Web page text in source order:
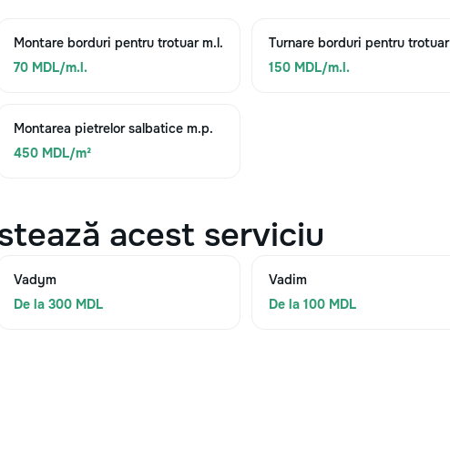
Montare borduri pentru trotuar m.l.
70 MDL/m.l.
Turnare borduri pentru
150 MDL/m.l.
Montarea pietrelor salbatice m.p.
450 MDL/m²
acest serviciu
Vadym
De la 300 MDL
Vadim
De la 100 MDL